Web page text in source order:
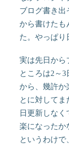
ブログ書き
から書けたも
た。やっぱり
実は先日から
ところは2～
から、幾許か
とに対してま
日更新しな
楽になったか
というわけで